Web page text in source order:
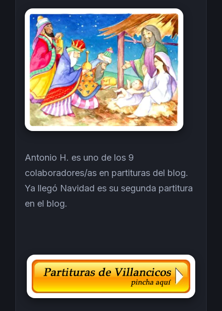
Antonio H. es uno de los 9
colaboradores/as en partituras del blog.
Ya llegó Navidad es su segunda partitura
en el blog.